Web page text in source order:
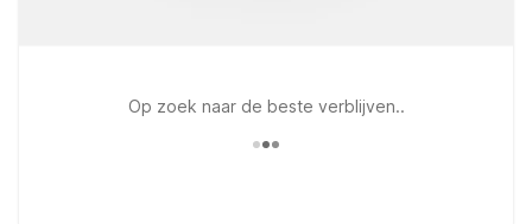
Op zoek naar de beste verblijven..